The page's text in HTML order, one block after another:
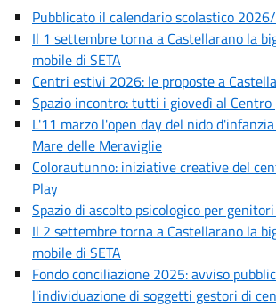
Pubblicato il calendario scolastico
Il 1 settembre torna a Castellarano la
mobile di SETA
Centri estivi 2026: le proposte a
Spazio incontro: tutti i giovedì al Centro
L'11 marzo l'open day del nido
Mare delle Meraviglie
Colorautunno: iniziative creative del
Play
Spazio di ascolto psicologico per
Il 2 settembre torna a Castellarano la
mobile di SETA
Fondo conciliazione 2025: avviso
l'individuazione di soggetti gestori di